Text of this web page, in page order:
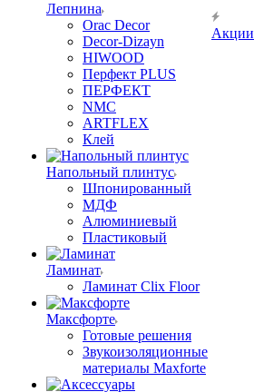
Лепнина
Orac Decor
Decor-Dizayn
HIWOOD
Перфект PLUS
ПЕРФЕКТ
NMC
ARTFLEX
Клей
Напольный плинтус
Шпонированный
МДФ
Алюминиевый
Пластиковый
Ламинат
Ламинат Clix Floor
Максфорте
Готовые решения
Звукоизоляционные
материалы Maxforte
Акции